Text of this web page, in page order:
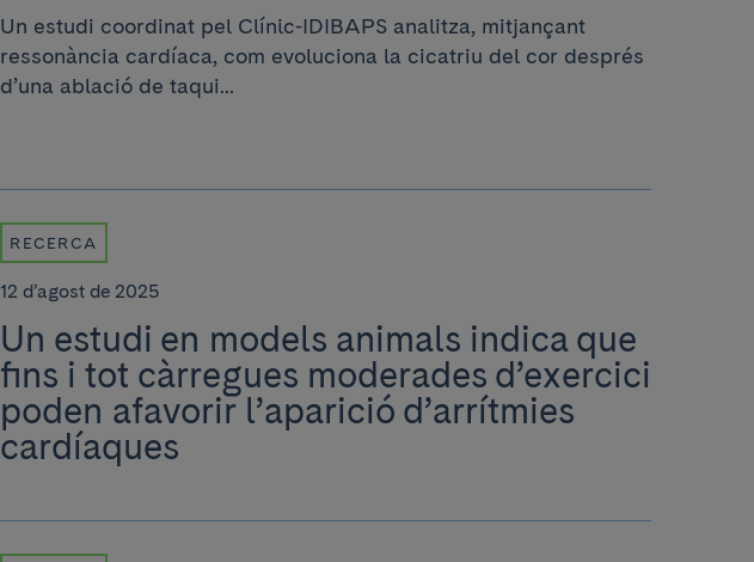
Un estudi coordinat pel Clínic-IDIBAPS analitza, mitjançant
ressonància cardíaca, com evoluciona la cicatriu del cor després
d’una ablació de taqui...
RECERCA
12 d’agost de 2025
Un estudi en models animals indica que
fins i tot càrregues moderades d’exercici
poden afavorir l’aparició d’arrítmies
cardíaques